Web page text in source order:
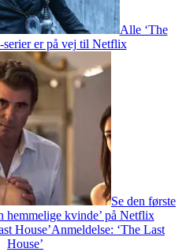
Alle ‘The
serier er på vej til Netflix
Se den første
hemmelige kvinde’ på Netflix
Anmeldelse: ‘The Last
House’